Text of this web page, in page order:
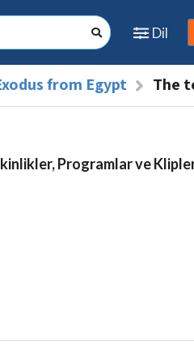
Dil
from Egypt The
Programlar ve